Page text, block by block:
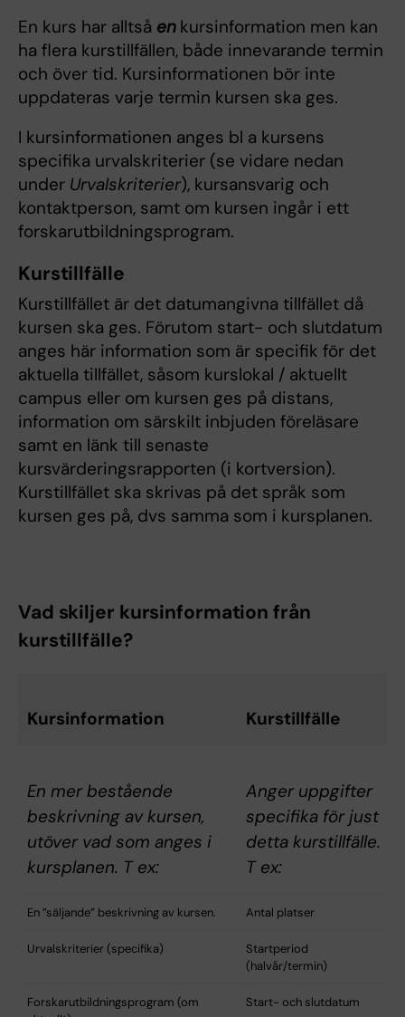
En kurs har alltså en kursinformation men kan
ha flera kurstillfällen, både innevarande termin
och över tid. Kursinformationen bör inte
uppdateras varje termin kursen ska ges.
I kursinformationen anges bl a kursens
specifika urvalskriterier (se vidare nedan
under Urvalskriterier), kursansvarig och
kontaktperson, samt om kursen ingår i ett
forskarutbildningsprogram.
Kurstillfälle
Kurstillfället är det datumangivna tillfället då
kursen ska ges. Förutom start- och slutdatum
anges här information som är specifik för det
aktuella tillfället, såsom kurslokal / aktuellt
campus eller om kursen ges på distans,
information om särskilt inbjuden föreläsare
samt en länk till senaste
kursvärderingsrapporten (i kortversion).
Kurstillfället ska skrivas på det språk som
kursen ges på, dvs samma som i kursplanen.
Vad skiljer kursinformation från
kurstillfälle?
Kursinformation Kurstillfälle
En mer bestående
beskrivning av kursen,
utöver vad som anges i
kursplanen. T ex:
Anger uppgifter
specifika för just
detta kurstillfälle.
T ex:
En ”säljande” beskrivning av kursen. Antal platser
Urvalskriterier (specifika)
Startperiod
(halvår/termin)
Forskarutbildningsprogram (om
Start- och slutdatum